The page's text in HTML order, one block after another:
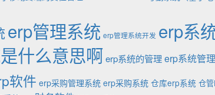
erp管理系统 erp管理系统开发 erp系
什么意思啊erp系统的管理erp系统管理
软件 erp采购管理系统 erp采购系统 仓库erp系统 仓